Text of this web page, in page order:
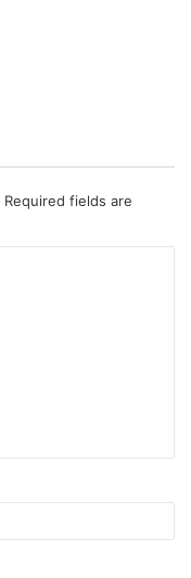
Required fields are